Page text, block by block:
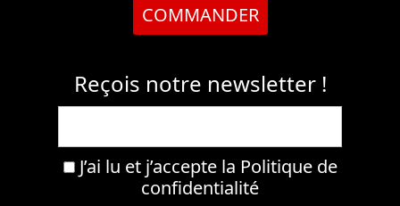
COMMANDER
Reçois notre newsletter !
J’ai lu et j’accepte la Politique de
confidentialité